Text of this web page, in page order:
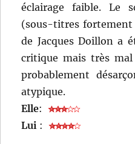
éclairage faible. Le
(sous-titres fortement
de Jacques Doillon a
critique mais très
probablement
atypique.
Elle:
Lui :